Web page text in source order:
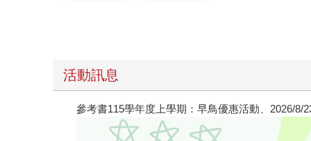
活動訊息
參考書115學年度上學期：早鳥優惠活動、2026/8/